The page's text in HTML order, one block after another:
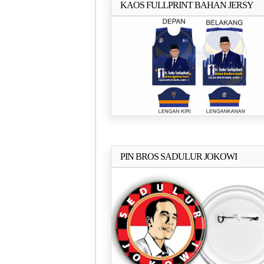
KAOS FULLPRINT BAHAN JERSY
BILABONG
PIN BROS SADULUR JOKOWI